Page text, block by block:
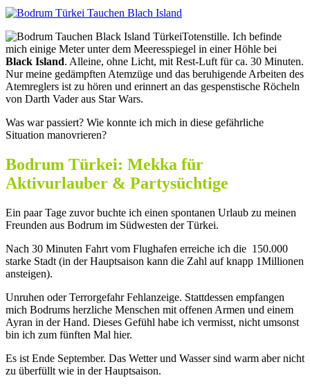
Totenstille. Ich befinde
mich einige Meter unter dem Meeresspiegel in einer Höhle bei
Black Island. Alleine, ohne Licht, mit Rest-Luft für ca. 30 Minuten.
Nur meine gedämpften Atemzüge und das beruhigende Arbeiten des
Atemreglers ist zu hören und erinnert an das gespenstische Röcheln
von Darth Vader aus Star Wars.
Was war passiert? Wie konnte ich mich in diese gefährliche
Situation manovrieren?
Bodrum Türkei: Mekka für
Aktivurlauber & Partysüchtige
Ein paar Tage zuvor buchte ich einen spontanen Urlaub zu meinen
Freunden aus Bodrum im Südwesten der Türkei.
Nach 30 Minuten Fahrt vom Flughafen erreiche ich die 150.000
starke Stadt (in der Hauptsaison kann die Zahl auf knapp 1Millionen
ansteigen).
Unruhen oder Terrorgefahr Fehlanzeige. Stattdessen empfangen
mich Bodrums herzliche Menschen mit offenen Armen und einem
Ayran in der Hand. Dieses Gefühl habe ich vermisst, nicht umsonst
bin ich zum fünften Mal hier.
Es ist Ende September. Das Wetter und Wasser sind warm aber nicht
zu überfüllt wie in der Hauptsaison.